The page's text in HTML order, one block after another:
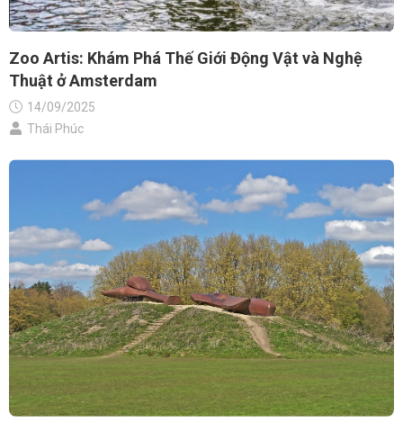
Zoo Artis: Khám Phá Thế Giới Động Vật và Nghệ
Thuật ở Amsterdam
14/09/2025
Thái Phúc